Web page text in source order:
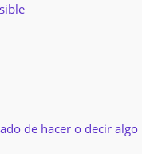
de hacer o decir algo